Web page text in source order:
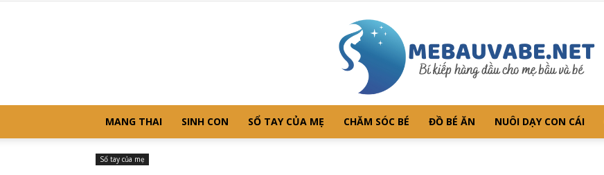
MANG THAI SINH CON SỔ TAY CỦA MẸ CHĂM SÓC BÉ ĐỒ BÉ ĂN NUÔI DẠY CON CÁI
Sổ tay của mẹ